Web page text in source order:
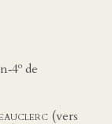
o de
(vers